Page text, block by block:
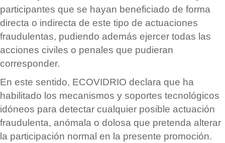
participantes que se hayan beneficiado de forma
directa o indirecta de este tipo de actuaciones
fraudulentas, pudiendo además ejercer todas las
acciones civiles o penales que pudieran
corresponder.
En este sentido, ECOVIDRIO declara que ha
habilitado los mecanismos y soportes tecnológicos
idóneos para detectar cualquier posible actuación
fraudulenta, anómala o dolosa que pretenda alterar
la participación normal en la presente promoción.